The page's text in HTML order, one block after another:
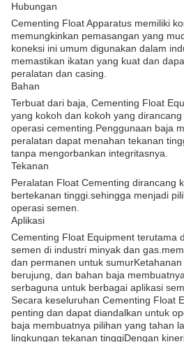
Hubungan
Cementing Float Apparatus memiliki
memungkinkan pemasangan yang
koneksi ini umum digunakan dalam
memastikan ikatan yang kuat dan
peralatan dan casing.
Bahan
Terbuat dari baja, Cementing Float
yang kokoh dan kokoh yang
operasi cementing.Penggunaan baja
peralatan dapat menahan tekanan
tanpa mengorbankan integritasnya.
Tekanan
Peralatan Float Cementing dirancang
bertekanan tinggi.sehingga menjadi
operasi semen.
Aplikasi
Cementing Float Equipment terutama
semen di industri minyak dan
dan permanen untuk
berujung, dan bahan baja
serbaguna untuk berbagai aplikasi
Secara keseluruhan Cementing Float
penting dan dapat diandalkan untuk
baja membuatnya pilihan yang tahan
lingkungan tekanan tinggiDengan